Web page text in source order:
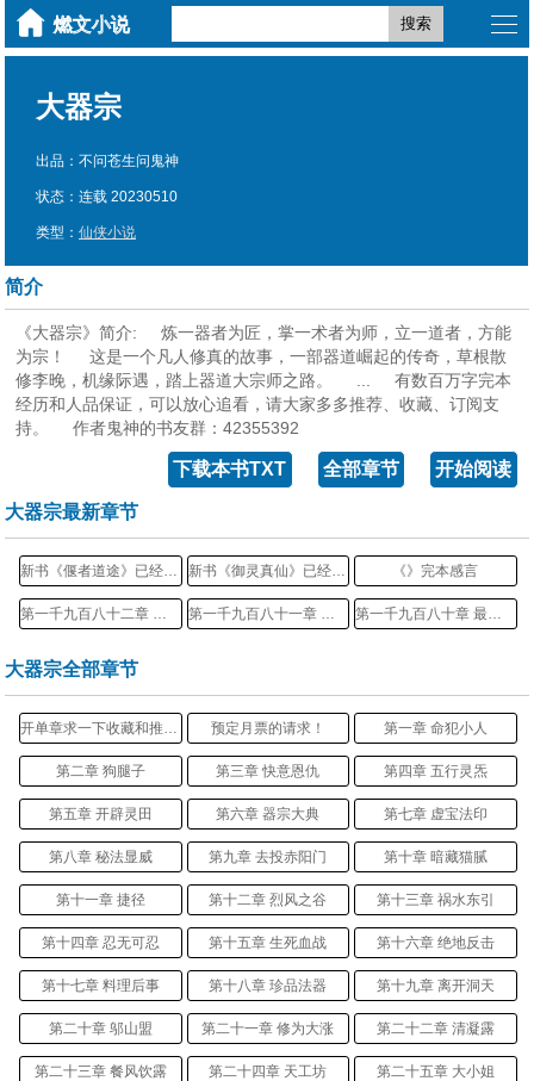
搜索
大器宗
出品：不问苍生问鬼神
状态：连载 20230510
类型：仙侠小说
简介
《大器宗》简介: 炼一器者为匠，掌一术者为师，立一道者，方能
为宗！ 这是一个凡人修真的故事，一部器道崛起的传奇，草根散
修李晚，机缘际遇，踏上器道大宗师之路。 ... 有数百万字完本
经历和人品保证，可以放心追看，请大家多多推荐、收藏、订阅支
持。 作者鬼神的书友群：42355392
开始阅读
全部章节
下载本书TXT
大器宗最新章节
新书《偃者道途》已经上传，望周知 新书《御灵真仙》已经上传，望周知 《》完本感言
第一千九百八十二章 器道时代（大结局） 第一千九百八十一章 全面压制！ 第一千九百八十章 最终对决的开端
大器宗全部章节
预定月票的请求！ 第一章 命犯小人
第二章 狗腿子 第三章 快意恩仇 第四章 五行灵炁
第五章 开辟灵田 第六章 器宗大典 第七章 虚宝法印
第八章 秘法显威 第九章 去投赤阳门 第十章 暗藏猫腻
第十一章 捷径 第十二章 烈风之谷 第十三章 祸水东引
第十四章 忍无可忍 第十五章 生死血战 第十六章 绝地反击
第十七章 料理后事 第十八章 珍品法器 第十九章 离开洞天
第二十章 邬山盟 第二十一章 修为大涨 第二十二章 清凝露
第二十三章 餐风饮露 第二十四章 天工坊 第二十五章 大小姐